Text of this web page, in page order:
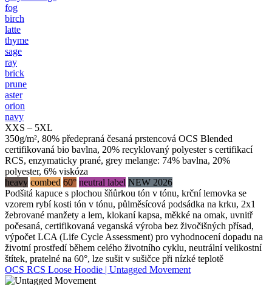
fog
birch
latte
thyme
sage
ray
brick
prune
aster
orion
navy
XXS – 5XL
350g/m², 80% předepraná česaná prstencová OCS Blended
certifikovaná bio bavlna, 20% recyklovaný polyester s certifikací
RCS, enzymaticky prané, grey melange: 74% bavlna, 20%
polyester, 6% viskóza
heavy combed 60° neutral label NEW 2026
Podšitá kapuce s plochou šňůrkou tón v tónu, krční lemovka se
vzorem rybí kosti tón v tónu, půlměsícová podsádka na krku, 2x1
žebrované manžety a lem, klokaní kapsa, měkké na omak, uvnitř
počesaná, certifikovaná veganská výroba bez živočišných přísad,
výpočet LCA (Life Cycle Assessment) pro vyhodnocení dopadu na
životní prostředí během celého životního cyklu, neutrální velikostní
štítek, pratelné na 60°, lze sušit v sušičce při nízké teplotě
OCS RCS Loose Hoodie | Untagged Movement